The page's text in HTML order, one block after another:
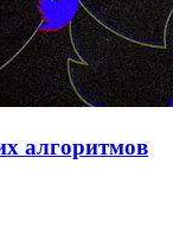
алгоритмов